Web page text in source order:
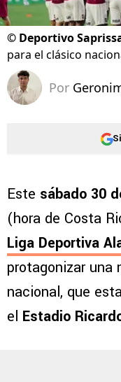
© Deportivo
para el clásico
Por
Este sábado 30
(hora de Costa
Liga Deportiva
protagonizar una
nacional, que
el Estadio